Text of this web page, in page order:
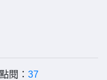
閱： 37